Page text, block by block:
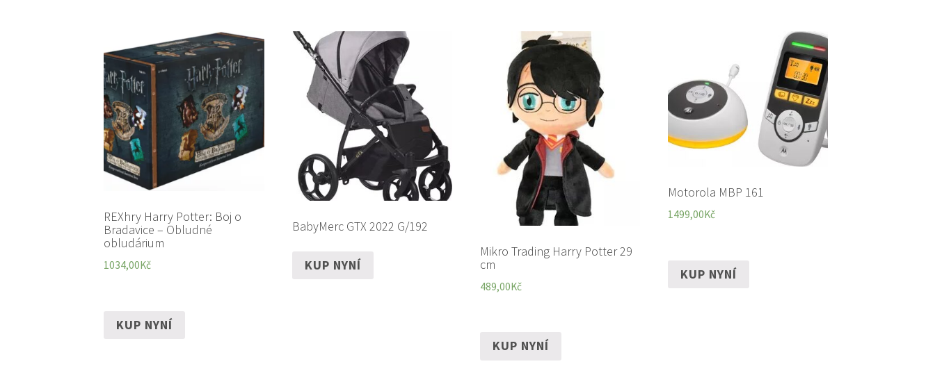
REXhry Harry Potter: Boj o
Bradavice – Obludné
obludárium
1034,00Kč
KUP NYNÍ
BabyMerc GTX 2022 G/192
KUP NYNÍ
Mikro Trading Harry Potter 29
cm
489,00Kč
KUP NYNÍ
Motorola MBP 161
1499,00Kč
KUP NYNÍ